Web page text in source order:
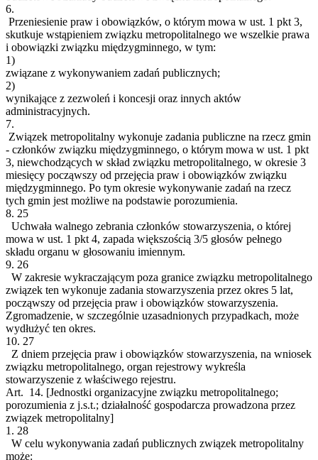
6.
Przeniesienie praw i obowiązków, o którym mowa w ust. 1 pkt 3,
skutkuje wstąpieniem związku metropolitalnego we wszelkie prawa
i obowiązki związku międzygminnego, w tym:
1)
związane z wykonywaniem zadań publicznych;
2)
wynikające z zezwoleń i koncesji oraz innych aktów
administracyjnych.
7.
Związek metropolitalny wykonuje zadania publiczne na rzecz gmin
- członków związku międzygminnego, o którym mowa w ust. 1 pkt
3, niewchodzących w skład związku metropolitalnego, w okresie 3
miesięcy począwszy od przejęcia praw i obowiązków związku
międzygminnego. Po tym okresie wykonywanie zadań na rzecz
tych gmin jest możliwe na podstawie porozumienia.
8. 25
Uchwała walnego zebrania członków stowarzyszenia, o której
mowa w ust. 1 pkt 4, zapada większością 3/5 głosów pełnego
składu organu w głosowaniu imiennym.
9. 26
W zakresie wykraczającym poza granice związku metropolitalnego
związek ten wykonuje zadania stowarzyszenia przez okres 5 lat,
począwszy od przejęcia praw i obowiązków stowarzyszenia.
Zgromadzenie, w szczególnie uzasadnionych przypadkach, może
wydłużyć ten okres.
10. 27
Z dniem przejęcia praw i obowiązków stowarzyszenia, na wniosek
związku metropolitalnego, organ rejestrowy wykreśla
stowarzyszenie z właściwego rejestru.
Art. 14. [Jednostki organizacyjne związku metropolitalnego;
porozumienia z j.s.t.; działalność gospodarcza prowadzona przez
związek metropolitalny]
1. 28
W celu wykonywania zadań publicznych związek metropolitalny
może: